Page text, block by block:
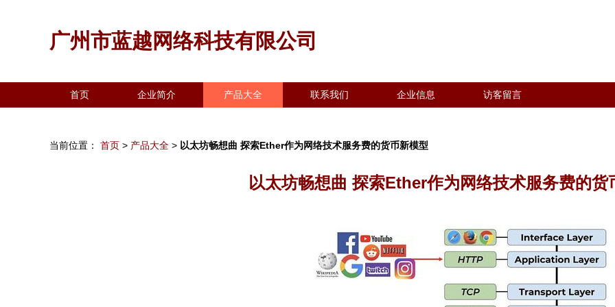
广州市蓝越网络科技有限公司
首页 企业简介 产品大全 联系我们 企业信息 访客留言
当前位置： 首页 > 产品大全 > 以太坊畅想曲 探索Ether作为网络技术服务费的货币新模型
以太坊畅想曲 探索Ether作为网络技术服务费的货